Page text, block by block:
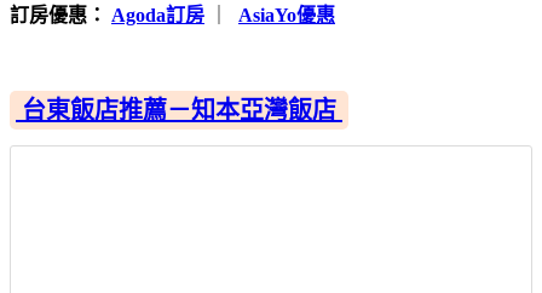
訂房優惠： Agoda訂房 AsiaYo優惠
台東飯店推薦－知本亞灣飯店